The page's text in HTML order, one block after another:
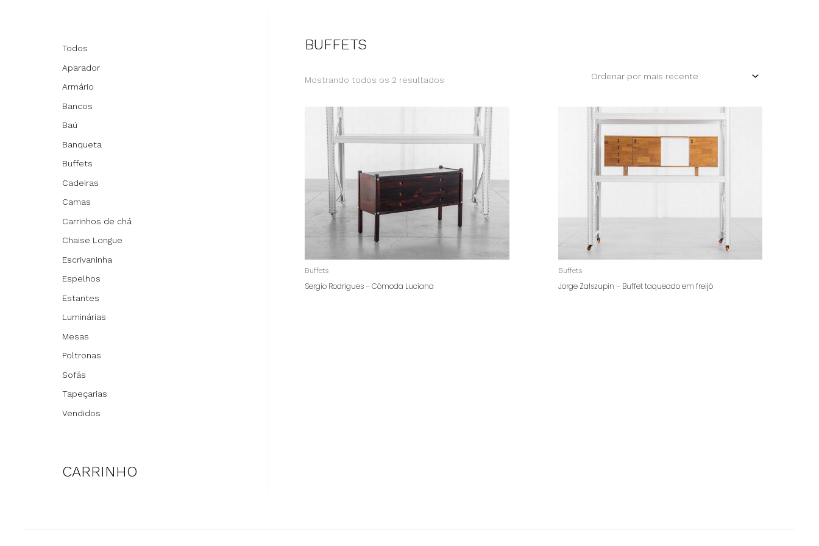
Todos
Aparador
Armário
Bancos
Baú
Banqueta
Buffets
Cadeiras
Camas
Carrinhos de chá
Chaise Longue
Escrivaninha
Espelhos
Estantes
Luminárias
Mesas
Poltronas
Sofás
Tapeçarias
Vendidos
CARRINHO
BUFFETS
Mostrando todos os 2 resultados
Buffets
Sergio Rodrigues – Cômoda Luciana
Buffets
Jorge Zalszupin – Buffet taqueado em freijó